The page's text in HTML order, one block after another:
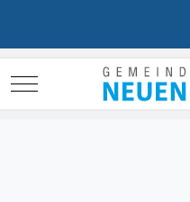
Mobile Menu Toggle